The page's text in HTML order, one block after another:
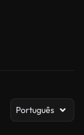
Português